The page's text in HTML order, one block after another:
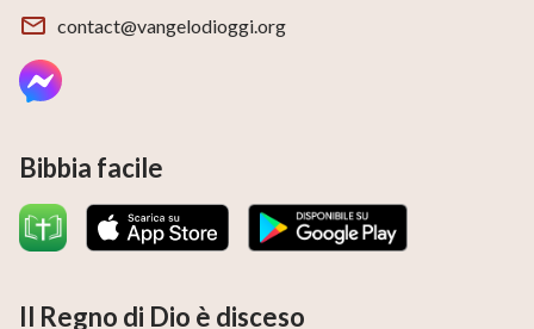
contact@vangelodioggi.org
Bibbia facile
Il Regno di Dio è disceso